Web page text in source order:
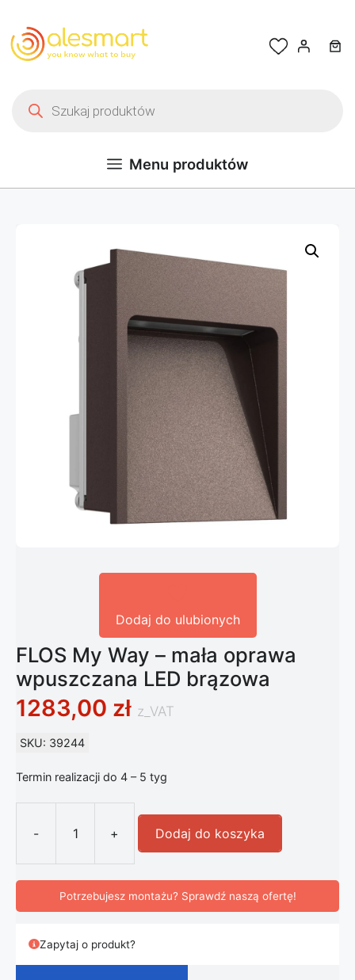
Menu produktów
Dodaj do ulubionych
FLOS My Way – mała oprawa
wpuszczana LED brązowa
1283,00 zł z_VAT
SKU: 39244
Termin realizacji do 4 – 5 tyg
-
ilość FLOS My Way - mała oprawa
+ Dodaj do koszyka
Potrzebujesz montażu? Sprawdź naszą ofertę!
Zapytaj o produkt?